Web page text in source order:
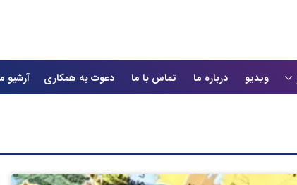
ویدیو درباره ما تماس با ما دعوت به همکاری آرشیو